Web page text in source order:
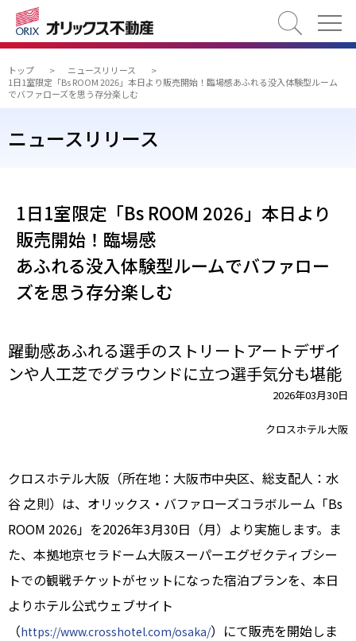
検索
トップ > ニュースリリース
>
1日1室限定「Bs ROOM 2026」本日より販売開始！臨場感あふれる没入体験型ルーム
でバファローズを思う存分楽しむ
ニュースリリース
1日1室限定「Bs ROOM 2026」本日より
販売開始！臨場感
あふれる没入体験型ルームでバファロー
ズを思う存分楽しむ
躍動感あふれる選手のストリートアートデザイ
ンや人工芝でグラウンドに立つ選手気分も堪能
2026年03月30日
クロスホテル大阪
クロスホテル大阪（所在地：大阪市中央区、総支配人：水
谷 之則）は、オリックス・バファローズコラボルーム「Bs
ROOM 2026」を2026年3月30日（月）より実施します。ま
た、本拠地京セラドーム大阪スーパーエグゼクティブシー
トでの観戦チケットがセットになった宿泊プランを、本日
よりホテル公式ウェブサイト
（https://www.crosshotel.com/osaka/）にて販売を開始しま